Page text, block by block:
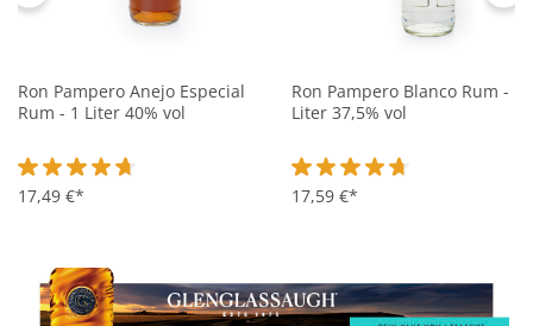
Ron Pampero Anejo Especial
Rum - 1 Liter 40% vol
Durchschnittliche Bewertung von 4.6 von 5 Sternen
17,49 €*
Ron Pampero Blanco Rum - 1
Liter 37,5% vol
Durchschnittliche
17,59 €*